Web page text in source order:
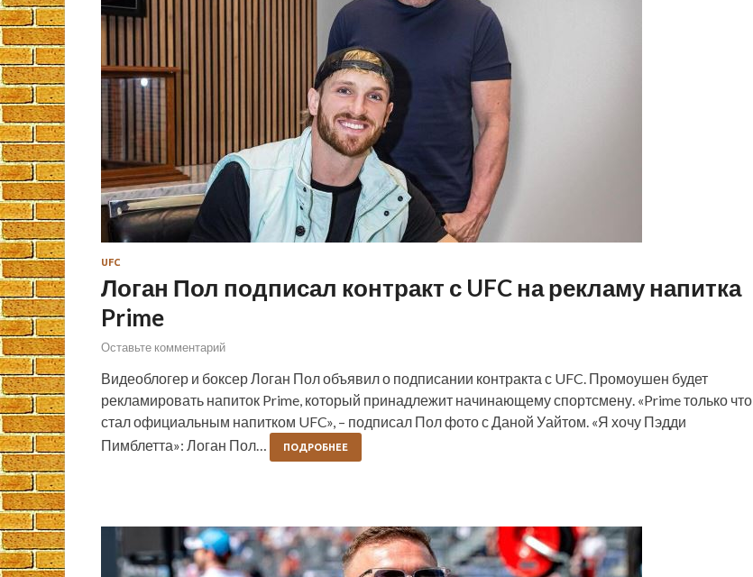
UFC
Логан Пол подписал контракт с UFC на рекламу напитка
Prime
Оставьте комментарий
Видеоблогер и боксер Логан Пол объявил о подписании контракта с UFC. Промоушен будет
рекламировать напиток Prime, который принадлежит начинающему спортсмену. «Prime только что
стал официальным напитком UFC», – подписал Пол фото с Даной Уайтом. «Я хочу Пэдди
Пимблетта»: Логан Пол…
ПОДРОБНЕЕ